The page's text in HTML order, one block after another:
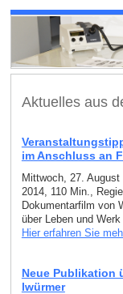
Aktuelles aus
im Anschluss an
Mittwoch, 27. August
2014, 110 Min.,
Dokumentarfilm von
über Leben und
Hier erfahren Sie
Neue Publikation
lwürmer